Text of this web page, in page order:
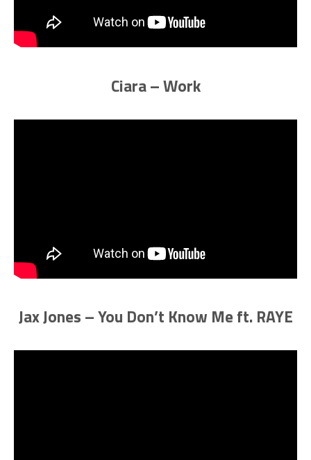
Ciara – Work
Jax Jones – You Don’t Know Me ft. RAYE